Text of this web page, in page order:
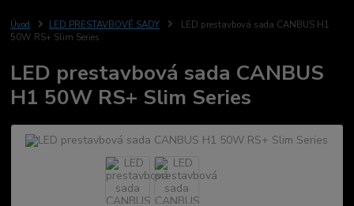
Úvod LED PRESTAVBOVÉ SADY
LED prestavbová sada CANBUS H1
50W RS+ Slim Series
LED prestavbová sada CANBUS
H1 50W RS+ Slim Series